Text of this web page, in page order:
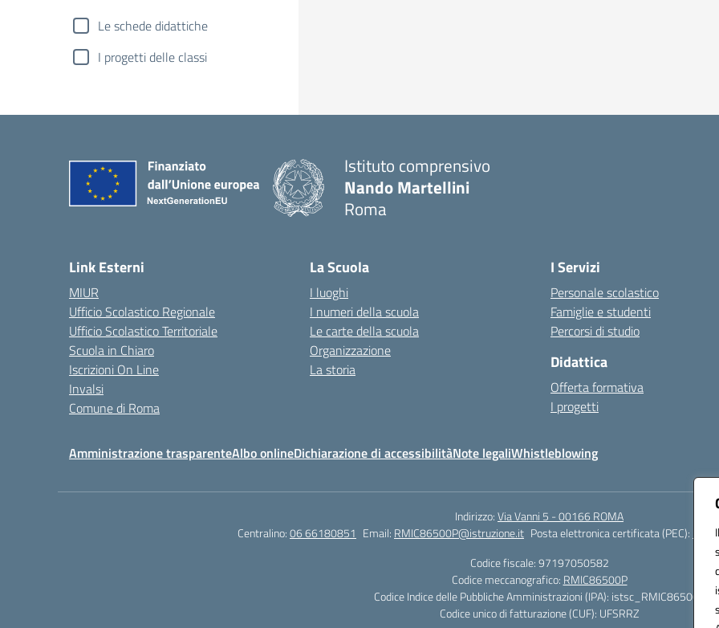
Le schede didattiche
I progetti delle classi
Istituto comprensivo
Nando Martellini
Roma
Link Esterni
MIUR
Ufficio Scolastico Regionale
Ufficio Scolastico Territoriale
Scuola in Chiaro
Iscrizioni On Line
Invalsi
Comune di Roma
La Scuola
I luoghi
I numeri della scuola
Le carte della scuola
Organizzazione
La storia
I Servizi
Personale scolastico
Famiglie e studenti
Percorsi di studio
Didattica
Offerta formativa
I progetti
Amministrazione trasparenteAlbo onlineDichiarazione di accessibilitàNote legaliWhistleblowing
Indirizzo:Via Vanni 5 - 00166 ROMA
Centralino:06 66180851 Email: RMIC86500P@istruzione.it Posta elettronica certificata (PEC):
Codice fiscale: 97197050582
Codice meccanografico: RMIC86500P
Codice Indice delle Pubbliche Amministrazioni (IPA): istsc_RMIC86500P
Codice unico di fatturazione (CUF): UFSRRZ